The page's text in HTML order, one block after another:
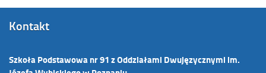
Kontakt
Szkoła Podstawowa nr 91 z Oddziałami Dwujęzycznymi im.